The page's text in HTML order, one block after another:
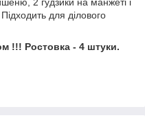
для ділового
!!! Ростовка - 4 штуки.